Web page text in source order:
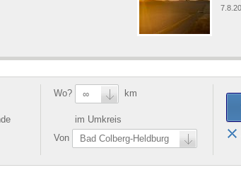
7.8.2026
Wo? ∞ km
im Umkreis
Von
Bad Colberg-Heldburg